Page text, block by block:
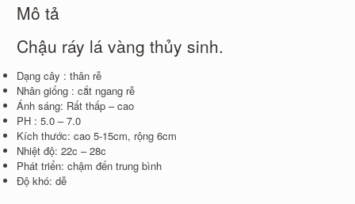
Mô tả
Chậu ráy lá vàng thủy sinh.
Dạng cây : thân rễ
Nhân giống : cắt ngang rễ
Ánh sáng: Rất thấp – cao
PH : 5.0 – 7.0
Kích thước: cao 5-15cm, rộng 6cm
Nhiệt độ: 22c – 28c
Phát triển: chậm đến trung bình
Độ khó: dễ